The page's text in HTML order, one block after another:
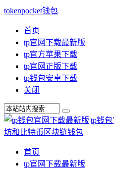
tokenpocket钱包
首页
tp官网下载最新版
tp官方苹果下载
tp官网正版下载
tp钱包安卓下载
关闭
首页
tp官网下载最新版